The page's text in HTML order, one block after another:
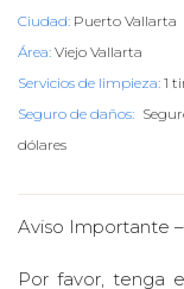
Ciudad: Puerto Vallarta
Área: Viejo Vallarta
Servicios de limpieza: 1
Seguro de daños:
dólares
Aviso Importante
Por favor, tenga